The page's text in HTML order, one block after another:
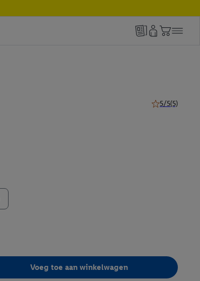
5/5(5)
Voeg toe aan winkelwagen